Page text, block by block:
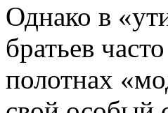
Однако в
братьев
полотнах